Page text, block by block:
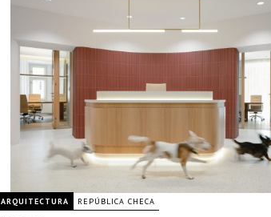
ARQUITECTURA REPÚBLICA CHECA